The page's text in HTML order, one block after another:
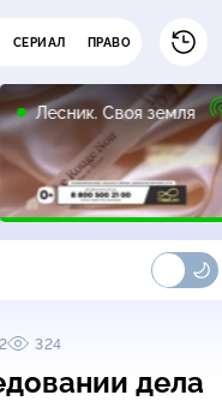
СЕРИАЛ ПРАВО
Лесник. Своя земля
16+
324
дела